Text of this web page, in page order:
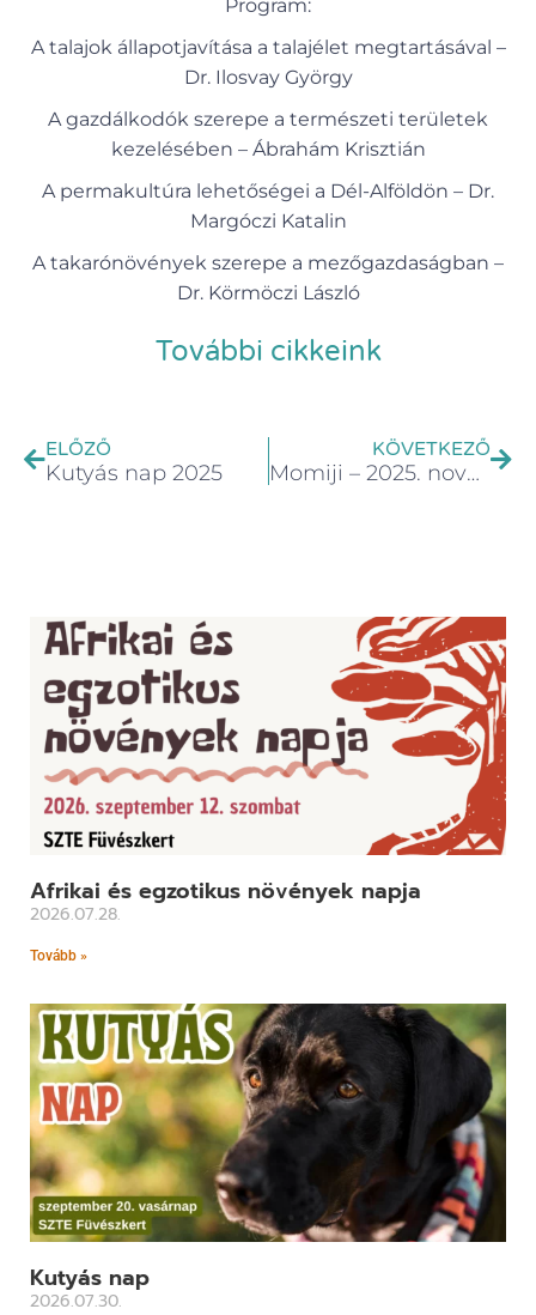
Program:
A talajok állapotjavítása a talajélet megtartásával –
Dr. Ilosvay György
A gazdálkodók szerepe a természeti területek
kezelésében – Ábrahám Krisztián
A permakultúra lehetőségei a Dél-Alföldön – Dr.
Margóczi Katalin
A takarónövények szerepe a mezőgazdaságban –
Dr. Körmöczi László
További cikkeink
ELŐZŐ
Kutyás nap 2025
KÖVETKEZŐ
Momiji – 2025. november 8. szombat, 10.00-18.00
Afrikai és egzotikus növények napja
2026.07.28.
Tovább »
Kutyás nap
2026.07.30.